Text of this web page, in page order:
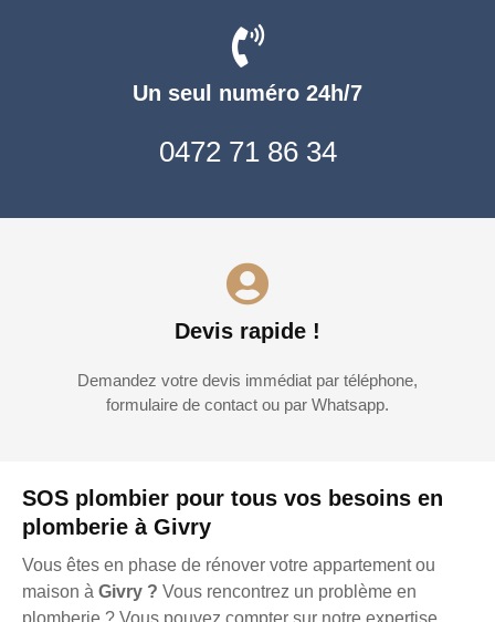
SOS plombier pour tous vos besoins en
plomberie à Givry
Vous êtes en phase de rénover votre appartement ou
maison à Givry ? Vous rencontrez un problème en
Un seul numéro 24h/7
0472 71 86 34
Devis rapide !
Demandez votre devis immédiat par téléphone,
formulaire de contact ou par Whatsapp.